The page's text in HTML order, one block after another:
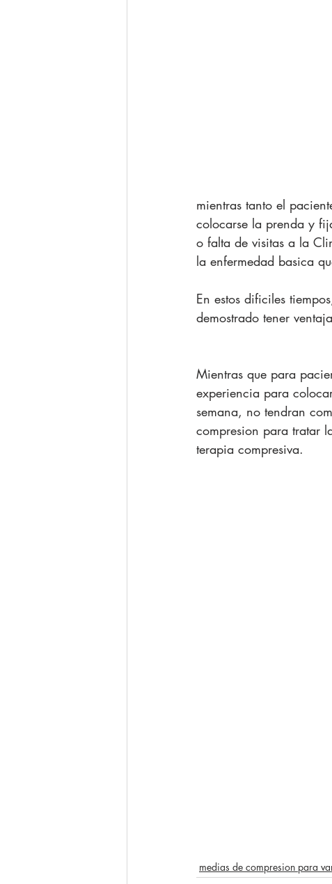
mientras tanto el
colocarse la prenda y
o falta de visitas a la
la enfermedad basica
En estos dificiles
demostrado tener
Mientras que para
experiencia para
semana, no tendran
compresion para tratar
terapia compresiva.
medias de compresion para